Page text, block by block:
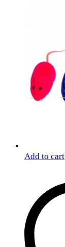
Add to cart